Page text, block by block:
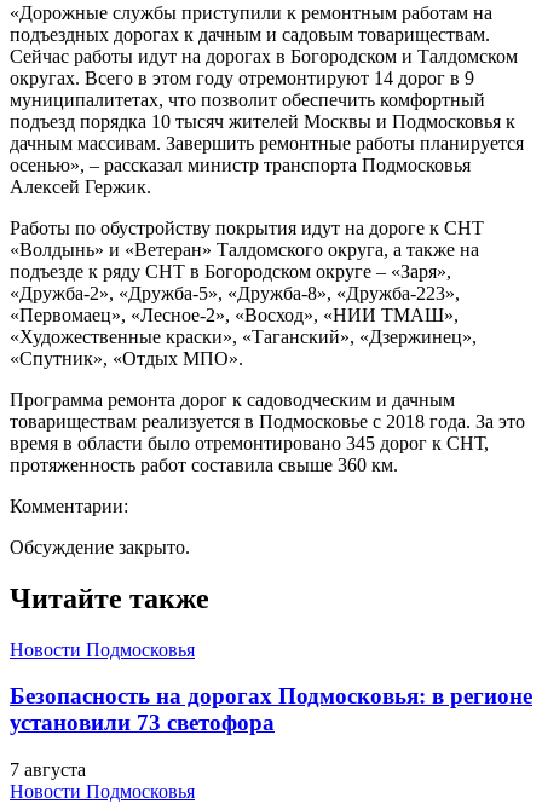
«Дорожные службы приступили к ремонтным работам на
подъездных дорогах к дачным и садовым товариществам.
Сейчас работы идут на дорогах в Богородском и Талдомском
округах. Всего в этом году отремонтируют 14 дорог в 9
муниципалитетах, что позволит обеспечить комфортный
подъезд порядка 10 тысяч жителей Москвы и Подмосковья к
дачным массивам. Завершить ремонтные работы планируется
осенью», – рассказал министр транспорта Подмосковья
Алексей Гержик.
Работы по обустройству покрытия идут на дороге к СНТ
«Волдынь» и «Ветеран» Талдомского округа, а также на
подъезде к ряду СНТ в Богородском округе – «Заря»,
«Дружба-2», «Дружба-5», «Дружба-8», «Дружба-223»,
«Первомаец», «Лесное-2», «Восход», «НИИ ТМАШ»,
«Художественные краски», «Таганский», «Дзержинец»,
«Спутник», «Отдых МПО».
Программа ремонта дорог к садоводческим и дачным
товариществам реализуется в Подмосковье с 2018 года. За это
время в области было отремонтировано 345 дорог к СНТ,
протяженность работ составила свыше 360 км.
Комментарии:
Обсуждение закрыто.
Читайте также
Новости Подмосковья
Безопасность на дорогах Подмосковья: в регионе
установили 73 светофора
7 августа
Новости Подмосковья